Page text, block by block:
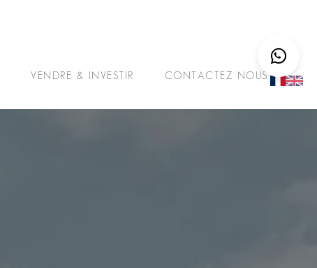
VENDRE & INVESTIR CONTACTEZ NOUS